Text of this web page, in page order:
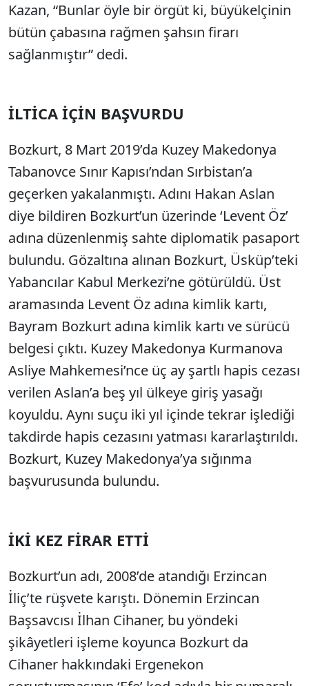
Kazan, “Bunlar öyle bir örgüt ki, büyükelçinin
bütün çabasına rağmen şahsın firarı
sağlanmıştır” dedi.
İLTİCA İÇİN BAŞVURDU
Bozkurt, 8 Mart 2019’da Kuzey Makedonya
Tabanovce Sınır Kapısı’ndan Sırbistan’a
geçerken yakalanmıştı. Adını Hakan Aslan
diye bildiren Bozkurt’un üzerinde ‘Levent Öz’
adına düzenlenmiş sahte diplomatik pasaport
bulundu. Gözaltına alınan Bozkurt, Üsküp’teki
Yabancılar Kabul Merkezi’ne götürüldü. Üst
aramasında Levent Öz adına kimlik kartı,
Bayram Bozkurt adına kimlik kartı ve sürücü
belgesi çıktı. Kuzey Makedonya Kurmanova
Asliye Mahkemesi’nce üç ay şartlı hapis cezası
verilen Aslan’a beş yıl ülkeye giriş yasağı
koyuldu. Aynı suçu iki yıl içinde tekrar işlediği
takdirde hapis cezasını yatması kararlaştırıldı.
Bozkurt, Kuzey Makedonya’ya sığınma
başvurusunda bulundu.
İKİ KEZ FİRAR ETTİ
Bozkurt’un adı, 2008’de atandığı Erzincan
İliç’te rüşvete karıştı. Dönemin Erzincan
Başsavcısı İlhan Cihaner, bu yöndeki
şikâyetleri işleme koyunca Bozkurt da
Cihaner hakkındaki Ergenekon